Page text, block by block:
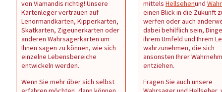
von Viamandis richtig! Unsere
Kartenleger vertrauen auf
Lenormandkarten, Kipperkarten,
Skatkarten, Zigeunerkarten oder
anderen Wahrsagerkarten um
Ihnen sagen zu können, wie sich
einzelne Lebensbereiche
entwickeln werden.
Wenn Sie mehr über sich selbst
mittels Hellsehenund
einen Blick in die Zukunft
werfen oder auch
dabei behilflich sein,
ihrem Umfeld und Ihrem
wahrzunehmen, die sich
ansonsten Ihrer
entziehen.
Fragen Sie auch unsere